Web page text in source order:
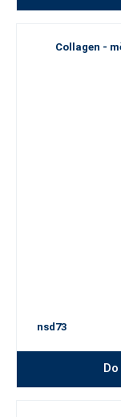
Collagen -
nsd73